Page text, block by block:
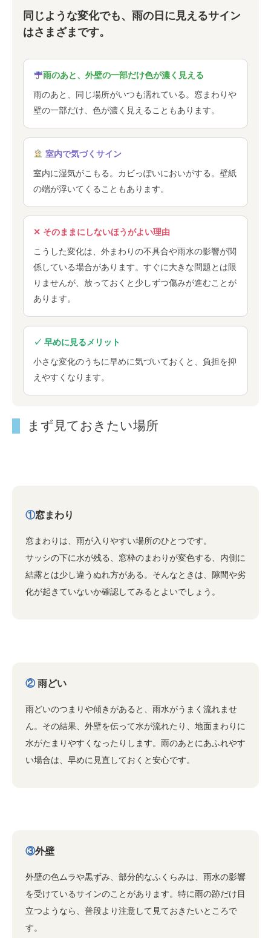
同じような変化でも、雨の日に見えるサイン
はさまざまです。
雨のあと、外壁の一部だけ色が濃く見える
雨のあと、同じ場所がいつも濡れている。窓まわりや
壁の一部だけ、色が濃く見えることもあります。
室内で気づくサイン
室内に湿気がこもる。カビっぽいにおいがする。壁紙
の端が浮いてくることもあります。
✕ そのままにしないほうがよい理由
こうした変化は、外まわりの不具合や雨水の影響が関
係している場合があります。すぐに大きな問題とは限
りませんが、放っておくと少しずつ傷みが進むことが
あります。
✓ 早めに見るメリット
小さな変化のうちに早めに気づいておくと、負担を抑
えやすくなります。
まず見ておきたい場所
①窓まわり
窓まわりは、雨が入りやすい場所のひとつです。
サッシの下に水が残る、窓枠のまわりが変色する、内側に
結露とは少し違うぬれ方がある。そんなときは、隙間や劣
化が起きていないか確認してみるとよいでしょう。
②雨どい
雨どいのつまりや傾きがあると、雨水がうまく流れませ
ん。その結果、外壁を伝って水が流れたり、地面まわりに
水がたまりやすくなったりします。雨のあとにあふれやす
い場合は、早めに見直しておくと安心です。
③外壁
外壁の色ムラや黒ずみ、部分的なふくらみは、雨水の影響
を受けているサインのことがあります。特に雨の跡だけ目
立つようなら、普段より注意して見ておきたいところで
す。